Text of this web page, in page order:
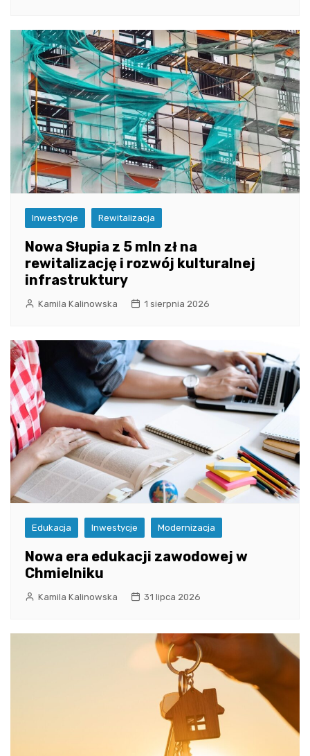
Inwestycje Rewitalizacja
Nowa Słupia z 5 mln zł na
rewitalizację i rozwój kulturalnej
infrastruktury
Kamila Kalinowska 1 sierpnia 2026
Edukacja Inwestycje Modernizacja
Nowa era edukacji zawodowej w
Chmielniku
Kamila Kalinowska 31 lipca 2026